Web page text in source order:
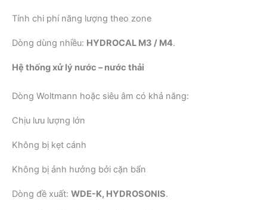
Tính chi phí năng lượng theo zone
Dòng dùng nhiều: HYDROCAL M3 / M4.
Hệ thống xử lý nước – nước thải
Dòng Woltmann hoặc siêu âm có khả năng:
Chịu lưu lượng lớn
Không bị kẹt cánh
Không bị ảnh hưởng bởi cặn bẩn
Dòng đề xuất: WDE-K, HYDROSONIS.